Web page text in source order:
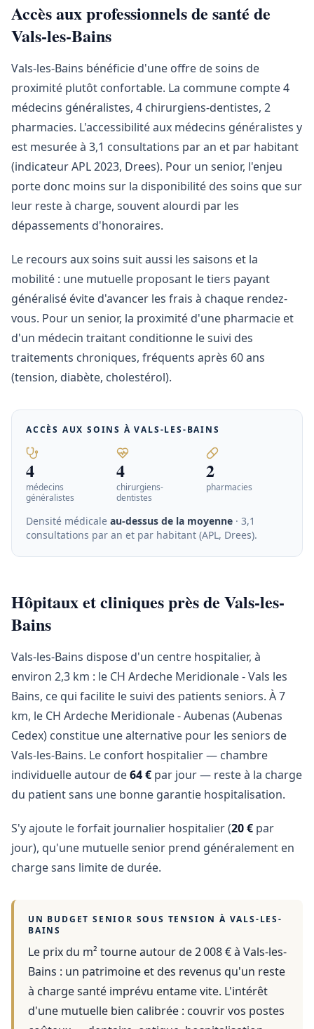
Accès aux professionnels de santé de
Vals-les-Bains
Vals-les-Bains bénéficie d'une offre de soins de
proximité plutôt confortable. La commune compte 4
médecins généralistes, 4 chirurgiens-dentistes, 2
pharmacies. L'accessibilité aux médecins généralistes y
est mesurée à 3,1 consultations par an et par habitant
(indicateur APL 2023, Drees). Pour un senior, l'enjeu
porte donc moins sur la disponibilité des soins que sur
leur reste à charge, souvent alourdi par les
dépassements d'honoraires.
Le recours aux soins suit aussi les saisons et la
mobilité : une mutuelle proposant le tiers payant
généralisé évite d'avancer les frais à chaque rendez-
vous. Pour un senior, la proximité d'une pharmacie et
d'un médecin traitant conditionne le suivi des
traitements chroniques, fréquents après 60 ans
(tension, diabète, cholestérol).
ACCÈS AUX SOINS ÀVALS-LES-BAINS
4
médecins
généralistes
4
chirurgiens-
dentistes
2
pharmacies
Densité médicale au-dessus de la moyenne · 3,1
consultations par an et par habitant (APL, Drees).
Hôpitaux et cliniques près de Vals-les-
Bains
Vals-les-Bains dispose d'un centre hospitalier, à
environ 2,3 km : le CH Ardeche Meridionale - Vals les
Bains, ce qui facilite le suivi des patients seniors. À 7
km, le CH Ardeche Meridionale - Aubenas (Aubenas
Cedex) constitue une alternative pour les seniors de
Vals-les-Bains. Le confort hospitalier — chambre
individuelle autour de64 € par jour — reste à la charge
du patient sans une bonne garantie hospitalisation.
S'y ajoute le forfait journalier hospitalier (20 € par
jour), qu'une mutuelle senior prend généralement en
charge sans limite de durée.
UN BUDGET SENIOR SOUS TENSION À VALS-LES-
BAINS
Le prix du m² tourne autour de 2 008 €à Vals-les-
Bains : un patrimoine et des revenus qu'un reste
à charge santé imprévu entame vite. L'intérêt
d'une mutuelle bien calibrée : couvrir vos postes